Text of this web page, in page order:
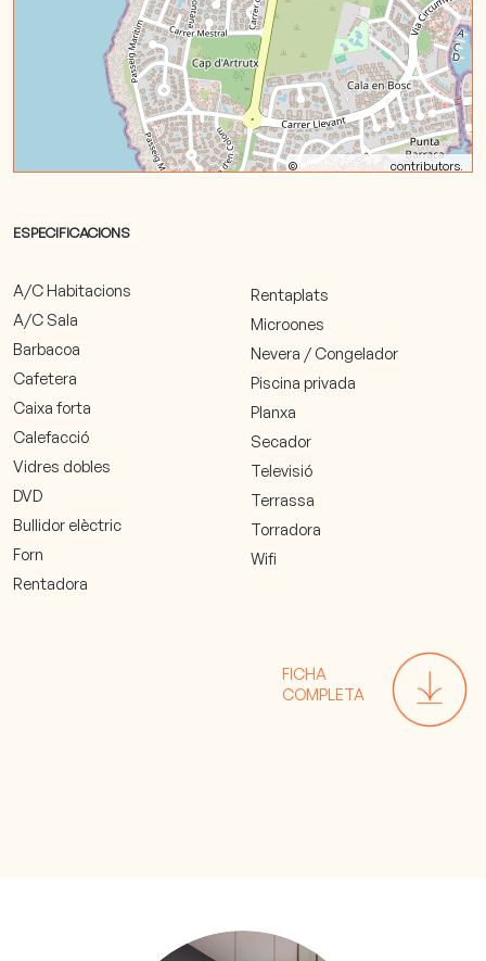
©OpenStreetMapcontributors.
ESPECIFICACIONS
A/C Habitacions
A/C Sala
Barbacoa
Cafetera
Caixa forta
Calefacció
Vidres dobles
DVD
Bullidor elèctric
Forn
Rentadora
Rentaplats
Microones
Nevera / Congelador
Piscina privada
Planxa
Secador
Televisió
Terrassa
Torradora
Wifi
FICHA
COMPLETA